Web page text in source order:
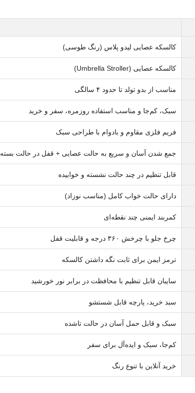
کالسکه عصایی لیدو پلاس (رنگ طوسی)
کالسکه عصایی (Umbrella Stroller)
مناسب از بدو تولد تا حدود ۴ سالگی
سبک، کم‌جا و مناسب استفاده روزمره، سفر و خرید
فریم فلزی مقاوم و بادوام با طراحی سبک
جمع شدن آسان و سریع به حالت عصایی + قفل در حالت بسته
قابل تنظیم در چند حالت نشسته و خوابیده
دارای حالت خواب کامل (مناسب نوزاد)
کمربند ایمنی چند نقطه‌ای
چرخ جلو با چرخش ۳۶۰ درجه و قابلیت قفل
ترمز ایمن برای ثابت نگه داشتن کالسکه
سایبان قابل تنظیم با محافظت در برابر نور خورشید
سبد خرید، پارچه قابل شستشو
سبک و قابل حمل آسان در حالت تاشده
کم‌جا، سبک و ایده‌آل برای سفر
خرید آنلاین با تنوع رنگ